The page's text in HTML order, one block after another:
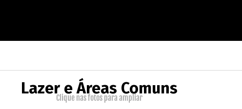
Lazer e Áreas Comuns
Clique nas fotos para ampliar